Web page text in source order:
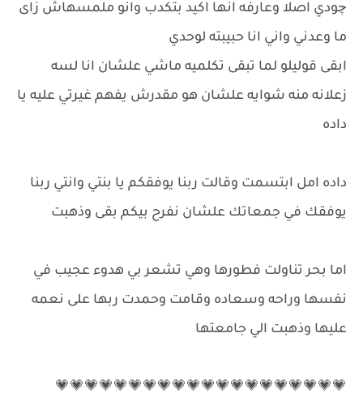
چودي اصلا وعارفه انها اكيد بتكدب وانو ملمسهاش زاى
ما وعدني واني انا حبيبته لوحدي
ابقى قوليلو لما تبقى تكلميه ماشي علشان انا لسه
زعلانه منه شوايه علشان هو مقدرش يفهم غيرتي عليه يا
داده
داده امل ابتسمت وقالت ربنا يوفقكم يا بنتي وانتي ربنا
يوفقك في جمعاتك علشان نفرح بيكم بقى وذهبت
اما بحر تناولت فطورها وهي تشعر بي هدوء عجيب في
نفسها وراحه وسعاده وقامت وحمدت ربها على نعمه
عليها وذهبت الي جامعتها
💗💗💗💗💗💗💗💗💗💗💗💗💗💗💗💗💗💗💗💗